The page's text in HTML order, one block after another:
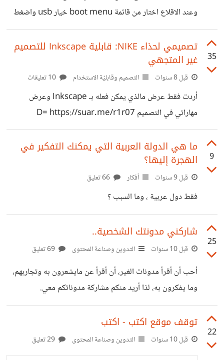
وعند الاقلاع اختار من قائمة boot menu خيار usb واضغط
Enter وتظهر شاشة سوداء ولا يحدث شيء بعدها، مالمشكلة ؟
35
تصميمي لحذاء NIKE: قابلية Inkscape للتصميم
غير المتجهي
قبل 8 سنوات التصميم وقابليّة الاستخدام
أردت فقط عرض مالذي يمكن فعله بـ Inkscape وعرض
مهاراتي في التصميم D= https://suar.me/r1r07
9
ما هي الدولة العربية التي يمكنك التفكير في
الهجرة إليها؟
قبل 9 سنوات أفكار
فقط دول عربية ، وما السبب ؟
25
شاركني مدونتك الشخصية..
قبل 10 سنوات التدوين وصناعة المحتوى
أحب أن أقرأ مدونات الغير، أن أقرأ عن مايشعرون به وتجاربهم،
وما يفكرون به، لذا أريد منكم مشاركة مدوناتكم معي.
22
توقف موقع اكتب - اكتب
قبل 10 سنوات التدوين وصناعة المحتوى